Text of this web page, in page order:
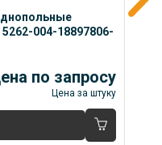
004-18897806-
по запросу
Цена за штуку